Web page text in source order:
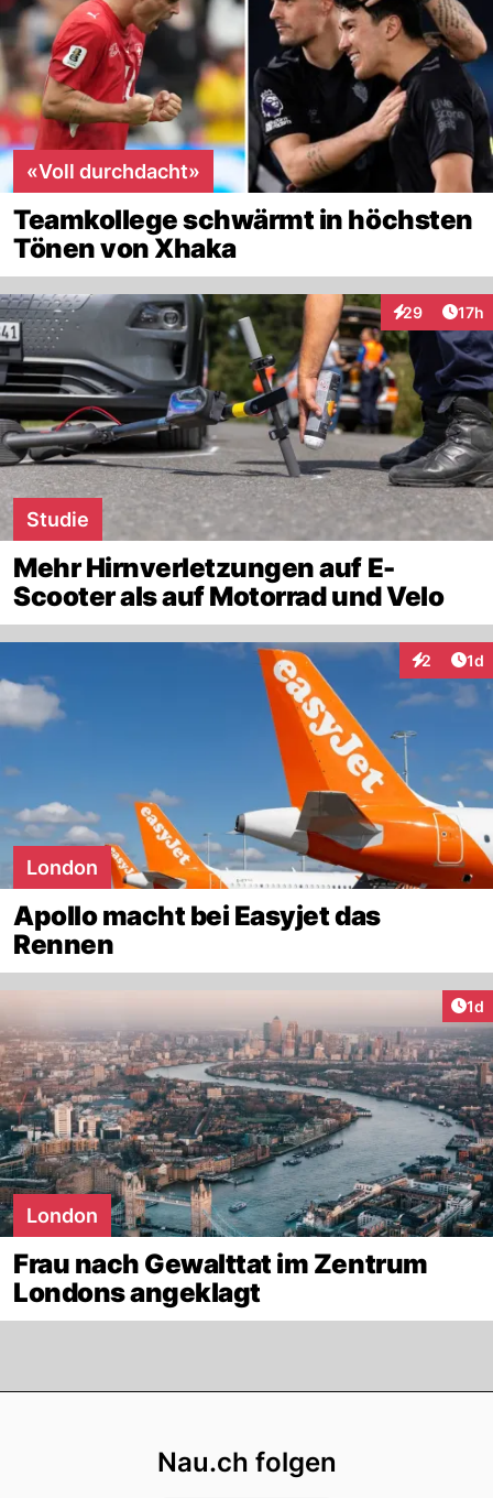
«Voll durchdacht»
Teamkollege schwärmt in höchsten
Tönen von Xhaka
29
Interaktionen
17h
Studie
Mehr Hirnverletzungen auf E-
Scooter als auf Motorrad und Velo
2 1d
London
Apollo macht bei Easyjet das
Rennen
1d
London
Frau nach Gewalttat im Zentrum
Londons angeklagt
Nau.ch folgen